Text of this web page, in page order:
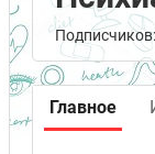
Главное